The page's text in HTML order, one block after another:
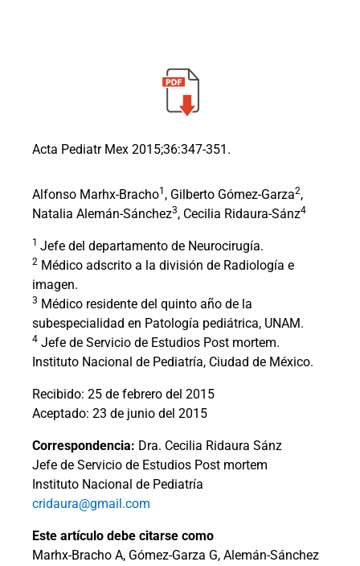
Acta Pediatr Mex 2015;36:347-351.
Alfonso Marhx-Bracho1 , Gilberto Gómez-Garza2,
Natalia Alemán-Sánchez3, Cecilia Ridaura-Sánz4
1 Jefe del departamento de Neurocirugía.
2 Médico adscrito a la división de Radiología e
imagen.
3 Médico residente del quinto año de la
subespecialidad en Patología pediátrica, UNAM.
4 Jefe de Servicio de Estudios Post mortem.
Instituto Nacional de Pediatría, Ciudad de México.
Recibido: 25 de febrero del 2015
Aceptado: 23 de junio del 2015
Correspondencia: Dra. Cecilia Ridaura Sánz
Jefe de Servicio de Estudios Post mortem
Instituto Nacional de Pediatría
cridaura@gmail.com
Este artículo debe citarse como
Marhx-Bracho A, Gómez-Garza G, Alemán-Sánchez